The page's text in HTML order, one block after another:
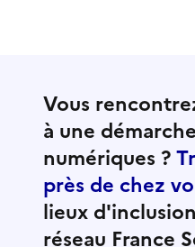
Vous
à une
numériques ?
près de chez
lieux
réseau France